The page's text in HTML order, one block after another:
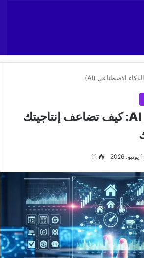
الذكاء الاصطناعي (AI)
دليل استخدام AI: كيف تضاعف إنتاجيتك
11